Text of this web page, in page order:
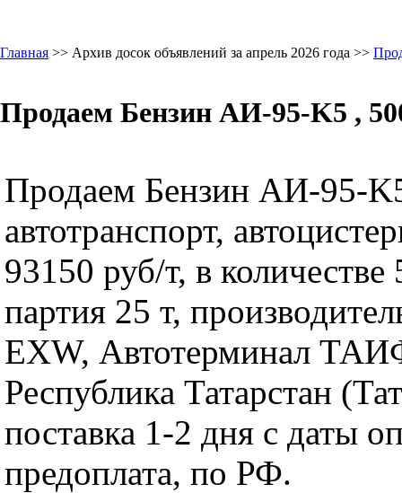
Главная >> Архив досок объявлений за апрель 2026 года >>
Продаем Бензин АИ-95-K5 ,
Продаем Бензин АИ-95-
автотранспорт,
93150 руб/т, в
партия 25 т,
EXW, Автотерминал
Республика Татарстан
поставка 1-2 дня с даты
предоплата, по РФ.